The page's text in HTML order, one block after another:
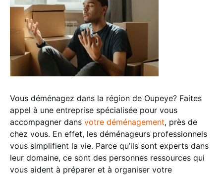
Vous déménagez dans la région de Oupeye? Faites
appel à une entreprise spécialisée pour vous
accompagner dans votre déménagement, près de
chez vous. En effet, les déménageurs professionnels
vous simplifient la vie. Parce qu’ils sont experts dans
leur domaine, ce sont des personnes ressources qui
vous aident à préparer et à organiser votre